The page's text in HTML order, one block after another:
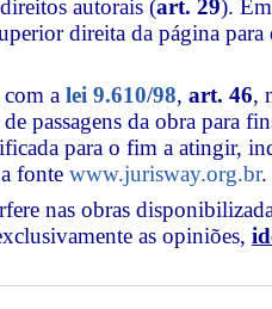
autorais (art. 29).
direita da página
a lei 9.610/98, art. 46,
passagens da obra para
para o fim a atingir,
fonte www.jurisway.org.br.
nas obras
as opiniões,